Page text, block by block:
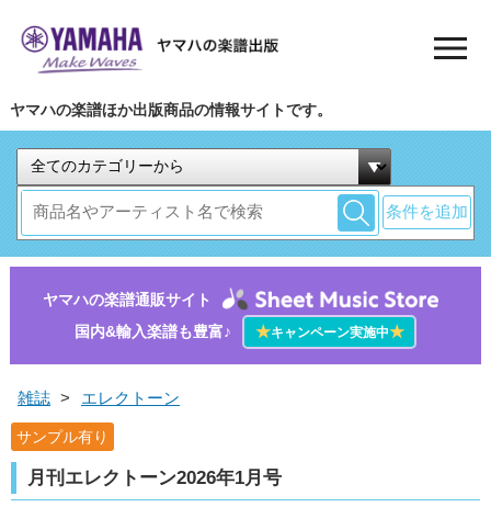
ヤマハの楽譜ほか出版商品の情報サイトです。
条件を追加
ヤマハの楽譜通販サイト
国内&輸入楽譜も豊富♪
★キャンペーン実施中★
雑誌 > エレクトーン
サンプル有り
月刊エレクトーン2026年1月号